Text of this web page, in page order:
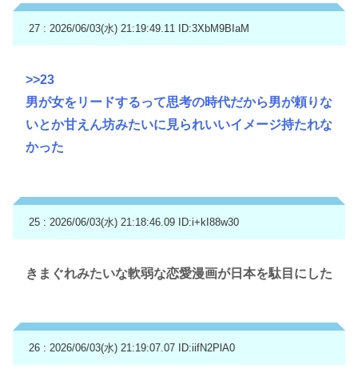
27 : 2026/06/03(水) 21:19:49.11 ID:3XbM9BIaM
>>23
男が女をリードするって思考の時代だから男が頼りな
いとか甘えん坊みたいに見られいいイメージ持たれな
かった
25 : 2026/06/03(水) 21:18:46.09 ID:i+kI88w30
きまぐれみたいな軟弱な恋愛漫画が日本を駄目にした
26 : 2026/06/03(水) 21:19:07.07 ID:iifN2PlA0